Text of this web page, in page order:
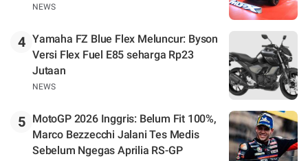
NEWS
4 Yamaha FZ Blue Flex Meluncur: Byson
Versi Flex Fuel E85 seharga Rp23
Jutaan
NEWS
5
MotoGP 2026 Inggris: Belum Fit 100%,
Marco Bezzecchi Jalani Tes Medis
Sebelum Ngegas Aprilia RS-GP